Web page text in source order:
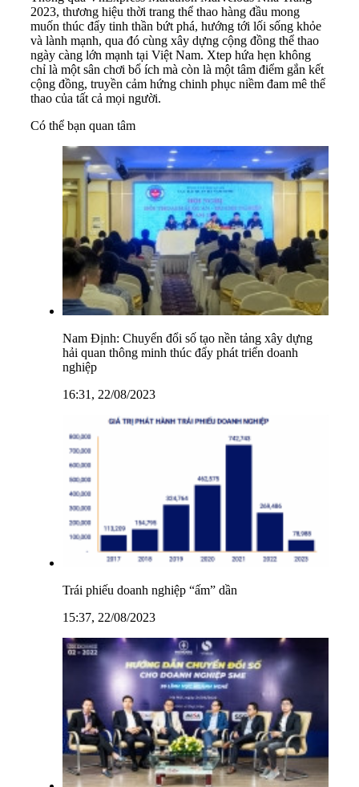
2023, thương hiệu thời trang thể thao hàng đầu mong
muốn thúc đẩy tinh thần bứt phá, hướng tới lối sống khỏe
và lành mạnh, qua đó cùng xây dựng cộng đồng thể thao
ngày càng lớn mạnh tại Việt Nam. Xtep hứa hẹn không
chỉ là một sân chơi bổ ích mà còn là một tâm điểm gắn kết
cộng đồng, truyền cảm hứng chinh phục niềm đam mê thể
thao của tất cả mọi người.
Có thể bạn quan tâm
Nam Định: Chuyển đổi số tạo nền tảng xây dựng
hải quan thông minh thúc đẩy phát triển doanh
nghiệp
16:31, 22/08/2023
Trái phiếu doanh nghiệp “ấm” dần
15:37, 22/08/2023